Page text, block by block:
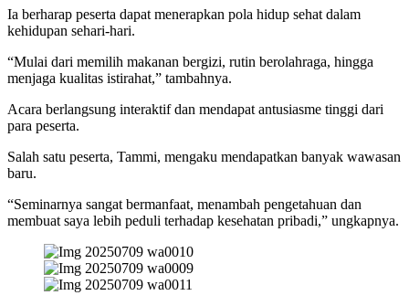
Ia berharap peserta dapat menerapkan pola hidup sehat dalam
kehidupan sehari-hari.
“Mulai dari memilih makanan bergizi, rutin berolahraga, hingga
menjaga kualitas istirahat,” tambahnya.
Acara berlangsung interaktif dan mendapat antusiasme tinggi dari
para peserta.
Salah satu peserta, Tammi, mengaku mendapatkan banyak wawasan
baru.
“Seminarnya sangat bermanfaat, menambah pengetahuan dan
membuat saya lebih peduli terhadap kesehatan pribadi,” ungkapnya.